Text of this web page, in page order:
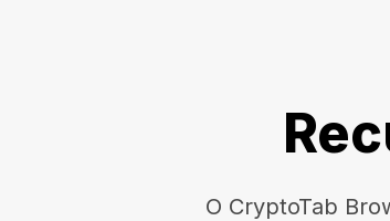
O CryptoTab